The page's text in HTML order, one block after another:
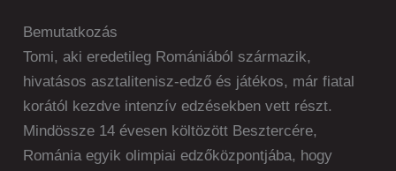
Bemutatkozás
Tomi, aki eredetileg Romániából származik,
hivatásos asztalitenisz-edző és játékos, már fiatal
korától kezdve intenzív edzésekben vett részt.
Mindössze 14 évesen költözött Besztercére,
Románia egyik olimpiai edzőközpontjába, hogy